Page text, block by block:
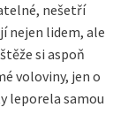
nešetří
nejen lidem, ale
si aspoň
voloviny, jen o
leporela samou